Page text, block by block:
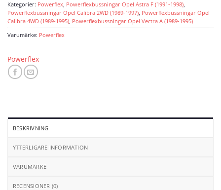
Kategorier: Powerflex, Powerflexbussningar Opel Astra F (1991-1998),
Powerflexbussningar Opel Calibra 2WD (1989-1997), Powerflexbussningar Opel
Calibra 4WD (1989-1995), Powerflexbussningar Opel Vectra A (1989-1995)
Varumärke: Powerflex
Powerflex
BESKRIVNING
YTTERLIGARE INFORMATION
VARUMÄRKE
RECENSIONER (0)